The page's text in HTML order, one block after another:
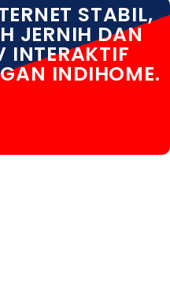
STABIL,
JERNIH DAN
INTERAKTIF
INDIHOME.